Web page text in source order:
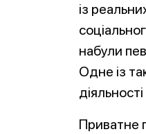
із
набули
Одне із
Приватне